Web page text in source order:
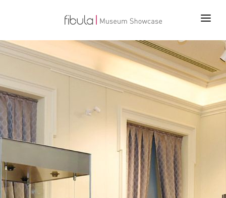
ANA SAYFA
PROJELER
ÜRÜNLER
TEKNOLOJİLER
BİZ KİMİZ